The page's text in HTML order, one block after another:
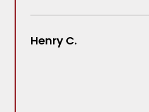
Henry C.